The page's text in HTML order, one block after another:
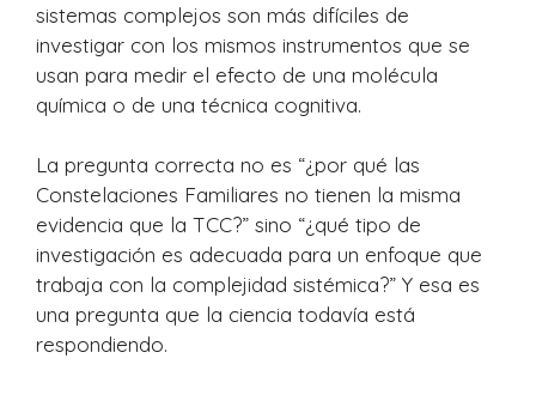
sistemas complejos son más difíciles de
investigar con los mismos instrumentos que se
usan para medir el efecto de una molécula
química o de una técnica cognitiva.
La pregunta correcta no es “¿por qué las
Constelaciones Familiares no tienen la misma
evidencia que la TCC?” sino “¿qué tipo de
investigación es adecuada para un enfoque que
trabaja con la complejidad sistémica?” Y esa es
una pregunta que la ciencia todavía está
respondiendo.